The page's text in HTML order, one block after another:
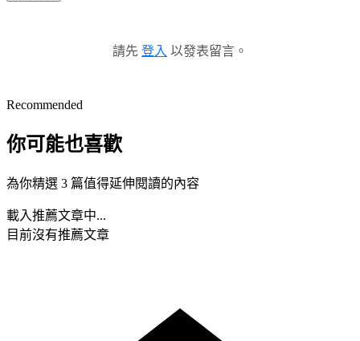
請先 登入 以發表留言。
Recommended
你可能也喜歡
為你精選 3 篇值得延伸閱讀的內容
載入推薦文章中...
目前沒有推薦文章